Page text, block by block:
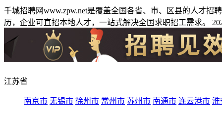
千城招聘网www.zpw.net是覆盖全国各省、市、区县的人才
历，企业可直招本地人才，一站式解决全国求职招工需求。
江苏省
南京市 无锡市 徐州市 常州市 苏州市 南通市 连云港市 淮